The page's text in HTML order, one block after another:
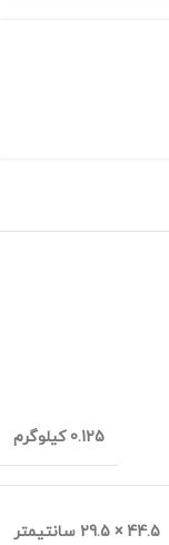
0.125 کیلوگرم
44.5 × 29.5 سانتیمتر